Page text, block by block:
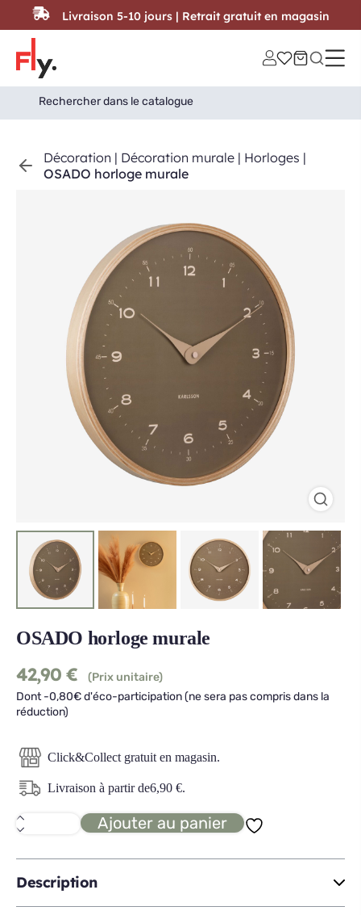
Passer au contenu
Search
for:
Search Button
Décoration | Décoration murale | Horloges |
OSADO horloge murale
OSADO horloge murale
42,90 €
(Prix unitaire)
Dont -0,80€ d'éco-participation (ne sera pas compris dans la
réduction)
Click&Collect gratuit en magasin.
Livraison à partir de6,90 €.
quantité
de
horloge
murale
Ajouter au panier
Description
Livraison 5-10 jours | Retrait gratuit en magasin